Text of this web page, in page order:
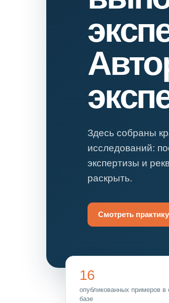
Здесь собраны
исследований:
экспертизы и
раскрыть.
Смотреть практику
16
опубликованных примеров в
базе